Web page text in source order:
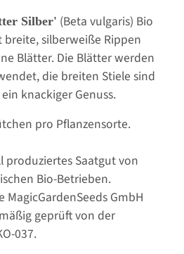
Silber' (Beta vulgaris) Bio
breite, silberweiße Rippen
Blätter. Die Blätter werden
die breiten Stiele sind
knackiger Genuss.
pro Pflanzensorte.
produziertes Saatgut von
Bio-Betrieben.
GmbH
geprüft von der
037.